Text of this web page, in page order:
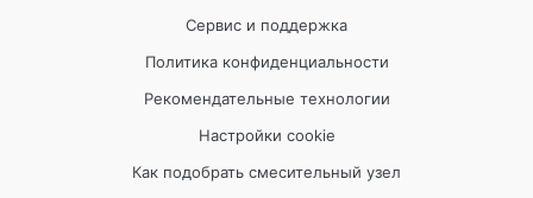
Сервис и поддержка
Политика конфиденциальности
Рекомендательные технологии
Настройки cookie
Как подобрать смесительный узел